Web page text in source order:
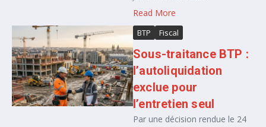
Read More
BTP Fiscal
Sous-traitance BTP :
l’autoliquidation
exclue pour
l’entretien seul
Par une décision rendue le 24